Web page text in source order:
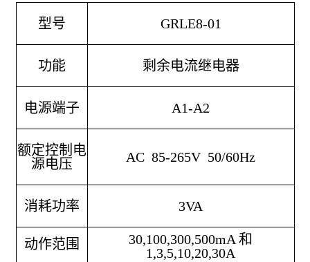
型号 GRLE8-01
功能 剩余电流继电器
电源端子 A1-A2
额定控制电
源电压
AC 85-265V 50/60Hz
消耗功率 3VA
动作范围
30,100,300,500mA 和
1,3,5,10,20,30A